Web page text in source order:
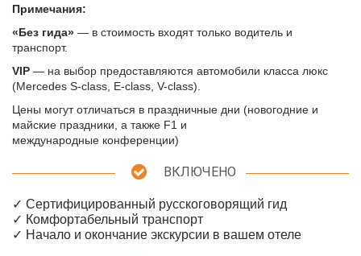
Примечания:
«Без гида» — в стоимость входят только водитель и
транспорт.
VIP — на выбор предоставляются автомобили класса люкс
(Mercedes S-class, E-class, V-class).
Цены могут отличаться в праздничные дни (новогодние и
майские праздники, а также F1 и
международные конференции)
ВКЛЮЧЕНО
✓ Сертифицированный русскоговорящий гид
✓ Комфортабельный транспорт
✓ Начало и окончание экскурсии в вашем отеле